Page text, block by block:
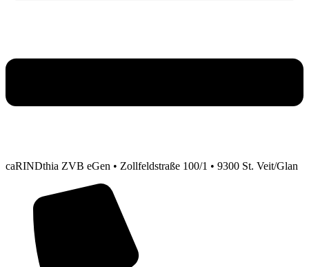
caRINDthia ZVB eGen • Zollfeldstraße 100/1 • 9300 St. Veit/Glan